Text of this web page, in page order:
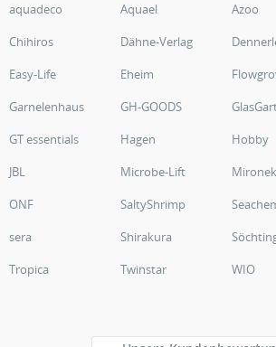
aquadeco
Aquael
Azoo
Chihiros
Dähne-Verlag
Easy-Life
Eheim
Garnelenhaus
GH-GOODS
GT essentials
Hagen
Hobby
JBL
Microbe-Lift
ONF
SaltyShrimp
sera
Shirakura
Tropica
Twinstar WIO